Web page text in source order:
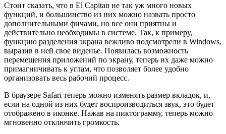
Стоит сказать, что в El Capitan не так уж много новых
функций, и большинство из них можно назвать просто
дополнительными фичами, но все они приятны и
действительно необходимы в системе. Так, к примеру,
функцию разделения экрана вежливо подсмотрели в Windows,
выразив в ней свое виденье. Появилась возможность
перемещения приложений по экрану, теперь их даже можно
примагничивать к углам, что позволяет более удобно
организовать весь рабочий процесс.
В браузере Safari теперь можно изменять размер вкладок, и,
если на одной из них будет воспроизводиться звук, это будет
отображено в иконке. Нажав на пиктограмму, теперь можно
мгновенно отключить громкость.